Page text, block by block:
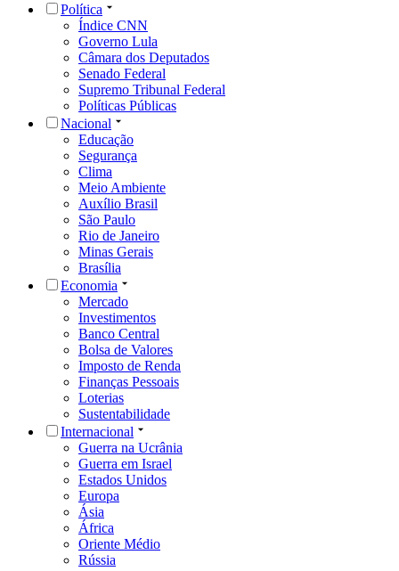
Política
Índice CNN
Governo Lula
Câmara dos Deputados
Senado Federal
Supremo Tribunal Federal
Políticas Públicas
Nacional
Educação
Segurança
Clima
Meio Ambiente
Auxílio Brasil
São Paulo
Rio de Janeiro
Minas Gerais
Brasília
Economia
Mercado
Investimentos
Banco Central
Bolsa de Valores
Imposto de Renda
Finanças Pessoais
Loterias
Sustentabilidade
Internacional
Guerra na Ucrânia
Guerra em Israel
Estados Unidos
Europa
Ásia
África
Oriente Médio
Rússia